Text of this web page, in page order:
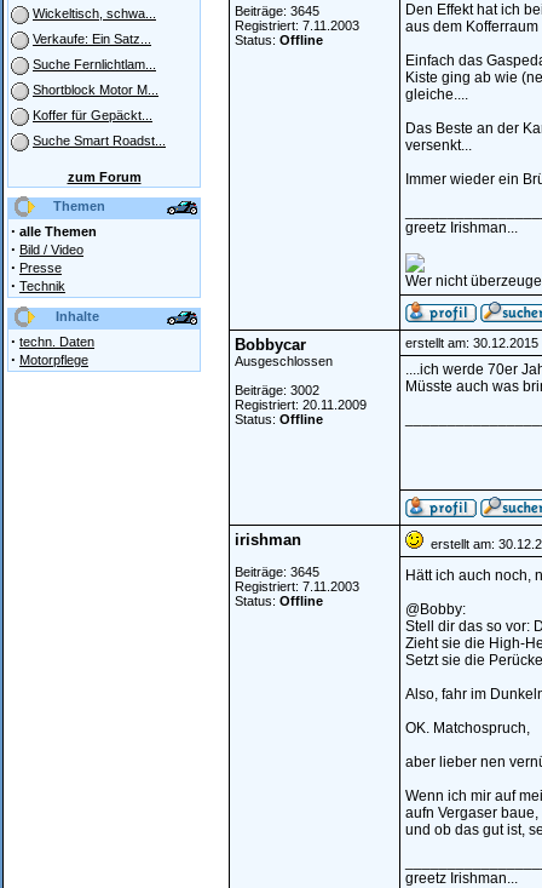
Wickeltisch, schwa...
Verkaufe: Ein Satz...
Suche Fernlichtlam...
Shortblock Motor M...
Koffer für Gepäckt...
Suche Smart Roadst...
zum Forum
Themen
· alle Themen
· Bild / Video
· Presse
· Technik
Inhalte
· techn. Daten
· Motorpflege
Beiträge: 3645
Registriert: 7.11.2003
Status: Offline
Den Effekt hat ich
aus dem
Einfach das
Kiste ging ab wie
gleiche....
Das Beste an der
versenkt...
Immer wieder ein
greetz Irishman...
Wer nicht
Bobbycar
Ausgeschlossen
Beiträge: 3002
Registriert: 20.11.2009
Status: Offline
erstellt am:
....ich werde 70er
Müsste auch was
irishman
Beiträge: 3645
Registriert: 7.11.2003
Status: Offline
erstellt am:
Hätt ich auch noch,
@Bobby:
Stell dir das so vor:
Zieht sie die High-
Setzt sie die
Also, fahr im
OK. Matchospruch,
aber lieber nen
Wenn ich mir auf
aufn Vergaser
und ob das gut ist,
greetz Irishman...